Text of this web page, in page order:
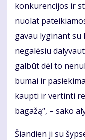
kon­ku­ren­ci­jos ir
nuo­lat
ga­vau ly­gi­nant su
ne­ga­lė­siu
gal­būt dėl to
bu­mai ir
kaup­ti ir ver­tin­ti
ba­ga­žą“, – sa­ko
Šian­dien ji su